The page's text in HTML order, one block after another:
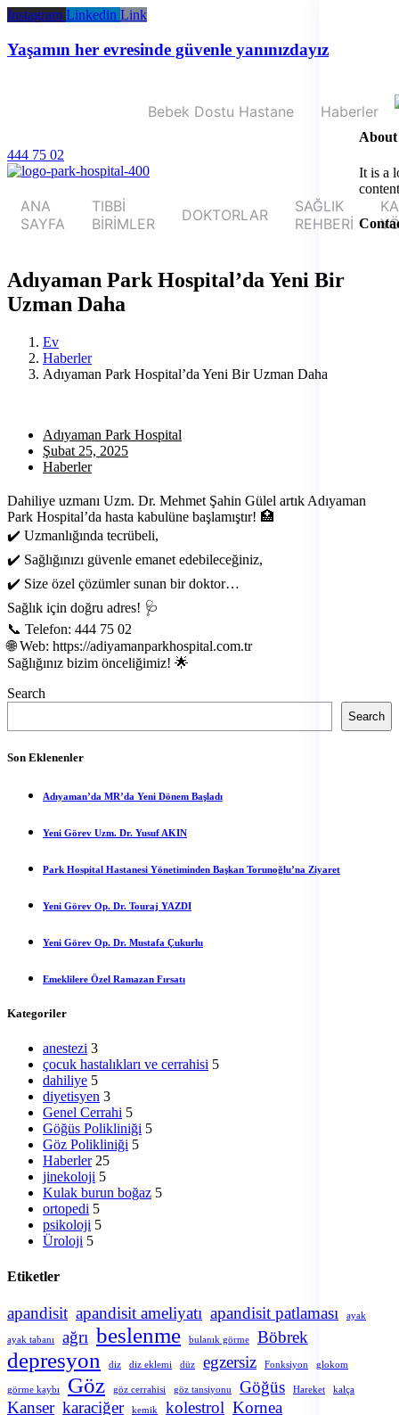
About
It is a
İçeriğe
Instagram Linkedin Link
Yaşamın her evresinde güvenle yanınızdayız
Bebek Dostu Hastane Haberler
444 75 02
ANA
SAYFA
TIBBİ
BİRİMLER
DOKTORLAR
SAĞLIK
REHBERİ
Adıyaman Park Hospital’da Yeni Bir
Uzman Daha
Ev
Haberler
Adıyaman Park Hospital’da Yeni Bir Uzman Daha
Adıyaman Park Hospital
Şubat 25, 2025
Haberler
Dahiliye uzmanı Uzm. Dr. Mehmet Şahin Gülel artık Adıyaman
Park Hospital’da hasta kabulüne başlamıştır! 🏥
✔️ Uzmanlığında tecrübeli,
✔️ Sağlığınızı güvenle emanet edebileceğiniz,
✔️ Size özel çözümler sunan bir doktor…
Sağlık için doğru adres! 🩺
📞 Telefon: 444 75 02
🌐 Web: https://adiyamanparkhospital.com.tr
Sağlığınız bizim önceliğimiz! 🌟
Yanı
Search
Search
Son Eklenenler
Adıyaman’da MR’da Yeni Dönem Başladı
Yeni Görev Uzm. Dr. Yusuf AKIN
Park Hospital Hastanesi Yönetiminden Başkan Torunoğlu’na Ziyaret
Yeni Görev Op. Dr. Touraj YAZDI
Yeni Görev Op. Dr. Mustafa Çukurlu
Emeklilere Özel Ramazan Fırsatı
Kategoriler
anestezi 3
çocuk hastalıkları ve cerrahisi 5
dahiliye 5
diyetisyen 3
Genel Cerrahi 5
Göğüs Polikliniği 5
Göz Polikliniği 5
Haberler 25
jinekoloji 5
Kulak burun boğaz 5
ortopedi 5
psikoloji 5
Üroloji 5
Etiketler
apandisit apandisit ameliyatı apandisit patlaması ayak
ayak tabanı ağrı beslenme bulanık görme Böbrek
depresyon diz diz eklemi düz egzersiz Fonksiyon glokom
görme kaybı Göz göz cerrahisi göz tansiyonu Göğüs Hareket kalça
Kanser karaciğer kemik kolestrol Kornea